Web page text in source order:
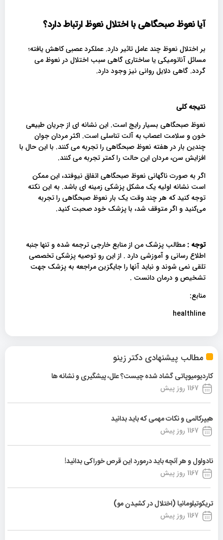
مطالب پیشنهادی دکتر زینو
کاردیومیوپاتی گشاد شده چیست؟ علل، پیشگیری و نشانه ها
1167 روز پیش
هیپرکالمی و نکات مهمی که باید بدانید
1167 روز پیش
نادولول و هر آنچه باید درمورد این قرص خوراکی بدانید!
1167 روز پیش
تریکوتیلومانیا (اختلال در کشیدن مو)
1167 روز پیش
آیا نعوظ صبحگاهی با اختلال نعوظ ارتباط دارد؟
بر اختلال نعوظ چند عامل تاثیر دارد. عملکرد عصبی کاهش یافته؛
مسائل آناتومیکی یا ساختاری گاهی سبب اختلال در نعوظ می
گردد. گاهی دلایل روانی نیز وجود دارد.
نتیجه کلی
نعوظ صبحگاهی بسیار رایج است. این نشانه ای از جریان طبیعی
خون و سلامت اعصاب به آلت تناسلی است. اکثر مردان جوان
چندین بار در هفته نعوظ صبحگاهی را تجربه می کنند. با این حال با
افزایش سن، مردان این حالت را کمتر تجربه می کنند.
اگر به صورت ناگهانی نعوظ صبحگاهی اتفاق نیوفتد، این ممکن
است نشانه اولیه یک مشکل پزشکی زمینه ای باشد. به این نکته
توجه کنید که هر چند وقت یک‌ بار نعوظ صبحگاهی را تجربه
می‌کنید و اگر متوقف شد، با پزشک خود صحبت کنید.
توجه : مطالب پزشک من از منابع خارجی ترجمه شده و تنها جنبه
اطلاع رسانی و آموزشی دارد . از این رو توصیه پزشکی تخصصی
تلقی نمی شوند و نباید آنها را جایگزین مراجعه به پزشک جهت
تشخیص و درمان دانست .
منابع:
healthline